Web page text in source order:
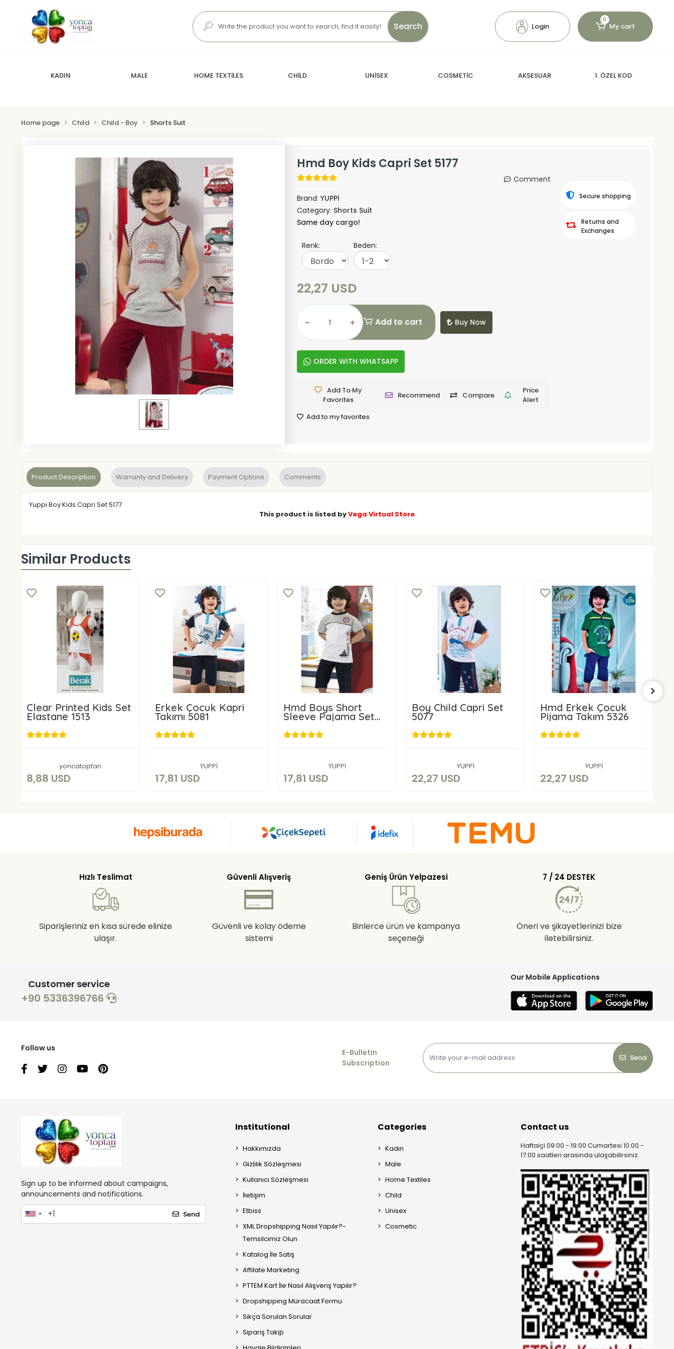
Search Login
0
My cart
KADIN MALE HOME TEXTİLES CHİLD UNİSEX COSMETİC AKSESUAR 1. ÖZEL KOD
Home page Child Child - Boy Shorts Suit
Hmd Boy Kids Capri Set 5177
Comment
Brand: YUPPİ
Category: Shorts Suit
Same day cargo!
Renk: Beden:
22,27 USD
Add to cart Buy Now
ORDER WITH WHATSAPP
Add To My
Favorites
Recommend Compare
Price
Alert
Add to my favorites
Secure shopping
Returns and
Exchanges
Product Description Warranty and Delivery Payment Options Comments
Yuppi Boy Kids Capri Set 5177
This product is listed byVega Virtual Store
Similar Products
Clear Printed Kids Set
Elastane 1513
yoncatoptan
8,88 USD
Add to cart
Erkek Çocuk Kapri
Takımı 5081
YUPPİ
17,81 USD
Add to cart
Hmd Boys Short
Sleeve Pajama Set
YUPPİ
17,81 USD
Add to cart
Boy Child Capri Set
5077
YUPPİ
22,27 USD
Add to cart
Hmd Erkek Çocuk
Pijama Takım 5326
YUPPİ
22,27 USD
Add to cart
Hızlı Teslimat
Siparişleriniz en kısa sürede elinize
ulaşır.
Güvenli Alışveriş
Güvenli ve kolay ödeme
sistemi
Geniş Ürün Yelpazesi
Binlerce ürün ve kampanya
seçeneği
7 / 24 DESTEK
Öneri ve şikayetlerinizi bize
iletebilirsiniz.
Customer service
+90 5336396766
Our Mobile Applications
Follow us
E-Bulletin
Subscription
Send
Sign up to be informed about campaigns,
announcements and notifications.
Send
Institutional
Hakkımızda
Gizlilik Sözleşmesi
Kullanıcı Sözleşmesi
İletişim
Etbiss
XML Dropshipping Nasıl Yapılır?-
Temsilcimiz Olun
Katalog İle Satış
Affilate Marketing
PTTEM Kart İle Nasıl Alışveriş Yapılır?
Dropshipping Müracaat Formu
Sıkça Sorulan Sorular
Sipariş Takip
Categories
Kadın
Male
Home Textiles
Child
Unisex
Cosmetic
Contact us
Haftaiçi 09:00 - 19:00 Cumartesi 10:00 -
17:00 saatleri arasında ulaşabilirsiniz.